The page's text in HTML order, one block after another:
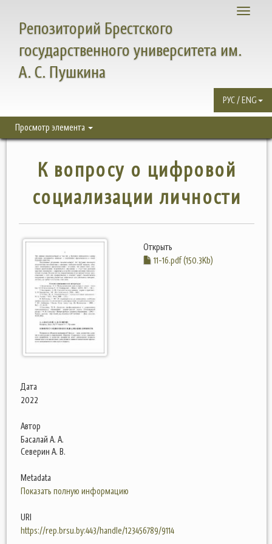
Toggle
Репозиторий Брестского
государственного университета им.
А. С. Пушкина
РУС / ENG
Просмотр элемента
К вопросу о цифровой
социализации личности
Открыть
11-16.pdf (150.3Kb)
Дата
2022
Автор
Басалай А. А.
Северин А. В.
Metadata
Показать полную информацию
URI
https://rep.brsu.by:443/handle/123456789/9114